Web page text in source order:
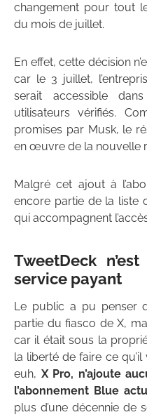
changement pour tout
du mois de juillet.
En effet, cette décision
car le 3 juillet,
serait accessible
utilisateurs vérifiés.
promises par Musk, le
en œuvre de la nouvelle
Malgré cet ajout à
encore partie de la liste
qui accompagnent
TweetDeck
service payant
Le public a pu penser
partie du fiasco de X,
car il était sous la
la liberté de faire ce
euh, X Pro, n’ajoute
l’abonnement Blue
plus d’une décennie de